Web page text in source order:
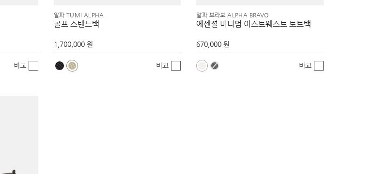
비교
알파 TUMI ALPHA
골프 스탠드백
1,700,000 원
비교
알파 브라보 ALPHA BRAVO
에센셜 미디엄 이스트웨스트 토트백
670,000 원
비교